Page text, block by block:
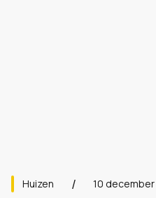
Huizen 10 december